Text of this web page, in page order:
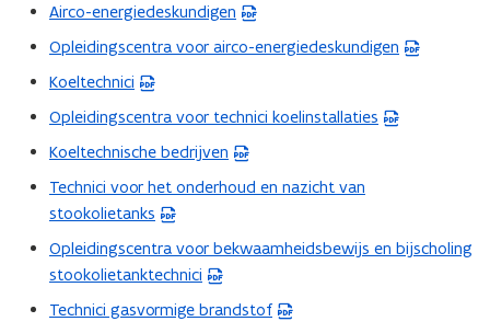
Airco-energiedeskundigen
(
P
F
b
e
t
a
n
d
o
Opleidingscentra voor airco-energiedeskundigen
(
P
F
b
e
s
a
n
d
Koeltechnici
(
P
F
b
e
s
t
n
Opleidingscentra voor technici koelinstallaties
(
P
F
b
e
s
t
Koeltechnische bedrijven
(
P
D
b
e
s
Technici voor het onderhoud en nazicht van
stookolietanks
(
P
D
F
e
Opleidingscentra voor bekwaamheidsbewijs en bijscholing
stookolietanktechnici
(
P
D
Technici gasvormige brandstof
(